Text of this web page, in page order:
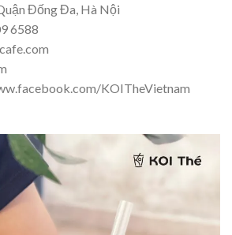
Đống Đa, Hà Nội
6588
KOITheVietnam